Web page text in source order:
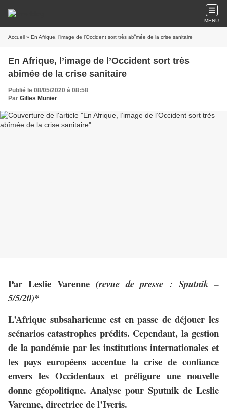
MENU
Accueil » En Afrique, l’image de l’Occident sort très abîmée de la crise sanitaire
En Afrique, l’image de l’Occident sort très
abîmée de la crise sanitaire
Publié le 08/05/2020 à 08:58
Par Gilles Munier
Par Leslie Varenne (revue de presse : Sputnik –
5/5/20)*
L’Afrique subsaharienne est en passe de déjouer les
scénarios catastrophes prédits. Cependant, la gestion
de la pandémie par les institutions internationales et
les pays européens accentue la crise de confiance
envers les Occidentaux et préfigure une nouvelle
donne géopolitique. Analyse pour Sputnik de Leslie
Varenne, directrice de l’Iveris.